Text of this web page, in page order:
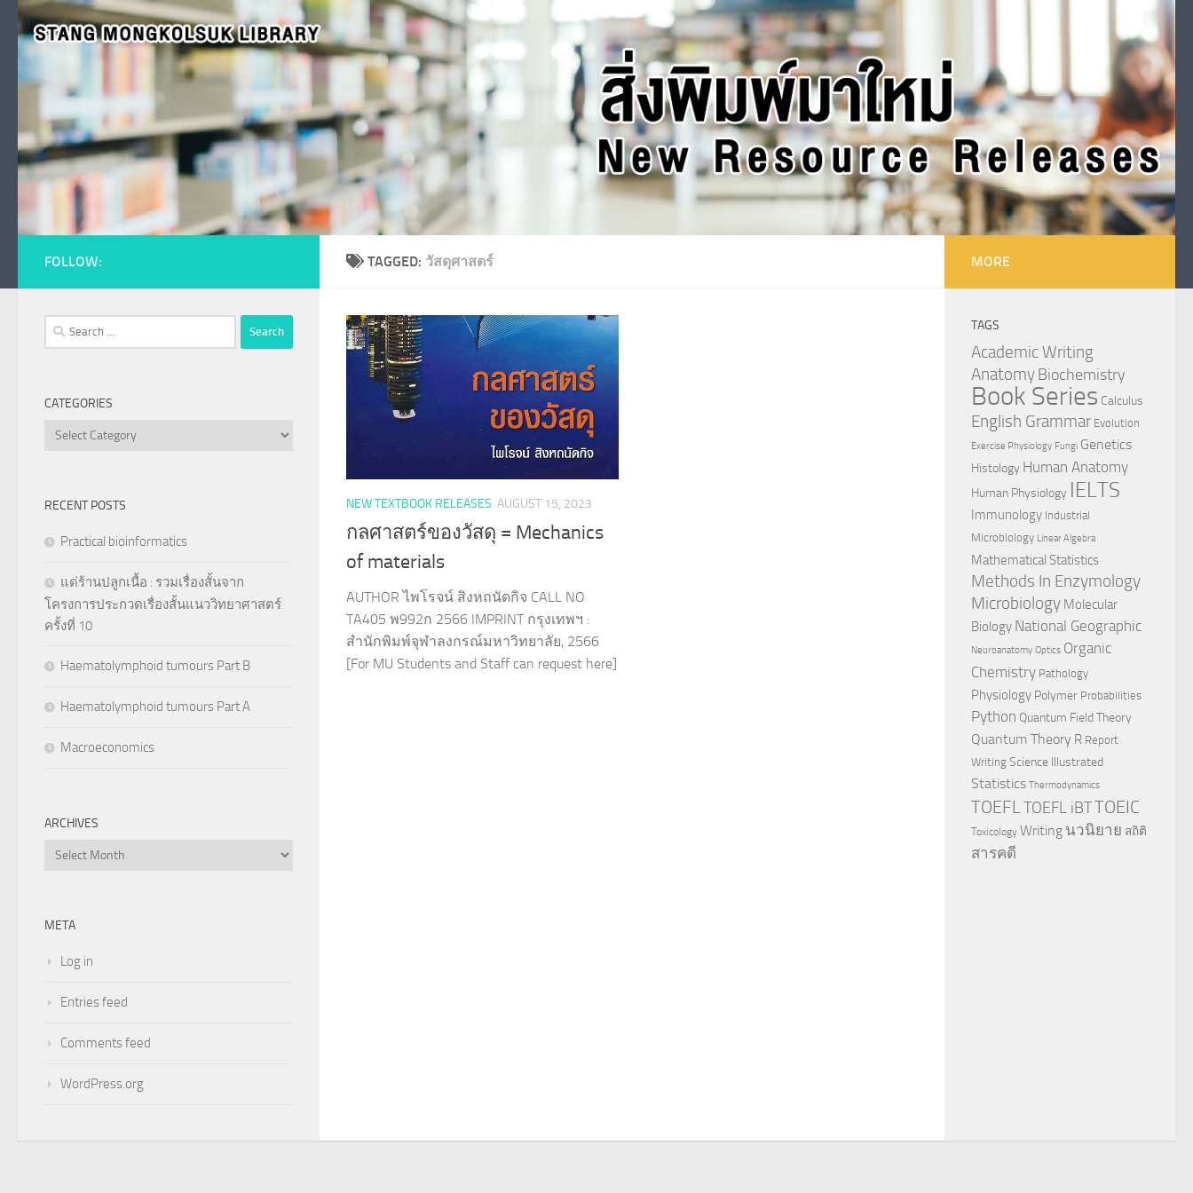
Skip to content
TAGGED: วัสดุศาสตร์
NEW TEXTBOOK RELEASES AUGUST 15, 2023
กลศาสตร์ของวัสดุ = Mechanics
of materials
AUTHOR ไพโรจน์ สิงหถนัดกิจ CALL NO
TA405 พ992ก 2566 IMPRINT กรุงเทพฯ :
สำนักพิมพ์จุฬาลงกรณ์มหาวิทยาลัย, 2566
[For MU Students and Staff can request here]
FOLLOW:
Search
for:
CATEGORIES
Categories
RECENT POSTS
Practical bioinformatics
แด่ร้านปลูกเนื้อ : รวมเรื่องสั้นจาก
โครงการประกวดเรื่องสั้นแนววิทยาศาสตร์
ครั้งที่ 10
Haematolymphoid tumours Part B
Haematolymphoid tumours Part A
Macroeconomics
ARCHIVES
Archives
META
Log in
Entries feed
Comments feed
WordPress.org
MORE
TAGS
Academic Writing
AnatomyBiochemistry
Book Series Calculus
English Grammar Evolution
Exercise Physiology Fungi Genetics
Histology Human Anatomy
Human Physiology IELTS
Immunology Industrial
Microbiology Linear Algebra
Mathematical Statistics
Methods In Enzymology
Microbiology Molecular
Biology National Geographic
Neuroanatomy Optics Organic
Chemistry Pathology
Physiology Polymer Probabilities
Python Quantum Field Theory
Quantum Theory R Report
Writing Science Illustrated
Statistics Thermodynamics
TOEFL TOEFL iBTTOEIC
Toxicology Writing นวนิยาย สถิติ
สารคดี